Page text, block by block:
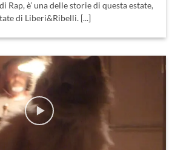
Rap, è’ una delle storie di questa estate,
di Liberi&Ribelli. [...]